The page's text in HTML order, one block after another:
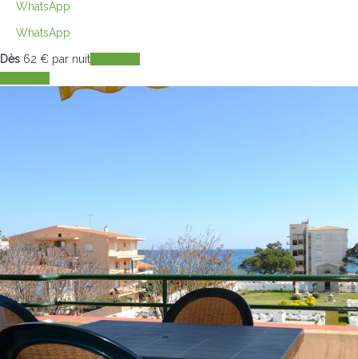
WhatsApp
WhatsApp
Dès 62 € par nuit